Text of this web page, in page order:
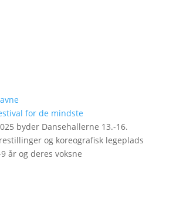
for de mindste
byder Dansehallerne 13.-16.
og koreografisk legeplads
år og deres voksne